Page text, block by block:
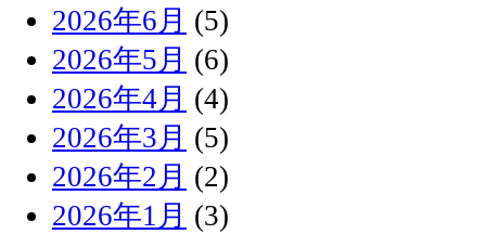
2026年6月 (5)
2026年5月 (6)
2026年4月 (4)
2026年3月 (5)
2026年2月 (2)
2026年1月 (3)